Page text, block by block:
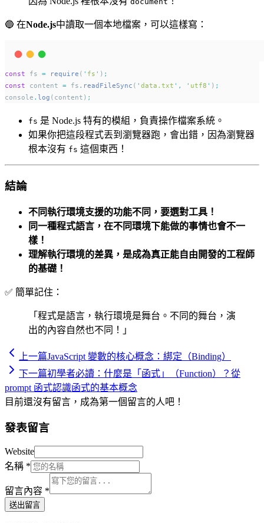
🔵 在Node.js中讀取一個本地檔案，可以這樣寫：
const fs = require ( ' fs ' ) ;
const content = fs . readFileSync ( ' data.txt ' , ' utf8 ' ) ;
console . log (content) ;
fs 是 Node.js 特有的模組，負責操作檔案系統。
如果你把這段程式丟到瀏覽器跑，會出錯，因為瀏覽器
根本沒有 fs 這個東西！
結論
不同執行環境支援的功能不同，要選對工具！
同一種程式語言，在不同環境下能做的事情也會不一
樣！
理解執行環境的差異，是成為真正能自由開發的工程師
的基礎！
✅ 簡單記住：
「程式是語言，執行環境是舞台。不同的舞台，演
出的內容自然也不同！」
上一篇JavaScript 變數的核心概念：綁定（Binding）
下一篇初學者必讀：什麼是「函式」（Function）？從
prompt 函式認識函式的基本概念
目前還沒有留言，成為第一個留言的人吧！
發表留言
Website
名稱 *
留言內容 *
送出留言